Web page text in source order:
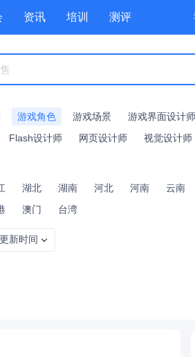
资讯 培训 测评
聘
游戏角色 游戏场景 游戏界面设计师
Flash设计师 网页设计师 视觉设计师
湖北 湖南 河北 河南 云南
澳门 台湾
更新时间